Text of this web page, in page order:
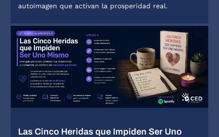
autoimagen que activan la prosperidad real.
Las Cinco Heridas que Impiden Ser Uno